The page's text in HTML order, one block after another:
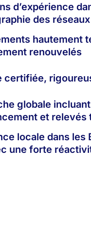
d’expérience
des réseaux
hautement
renouvelés
certifiée,
globale
et relevés
locale dans les
une forte